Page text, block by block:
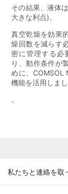
その結果、液体
大きな利点)。
真空乾燥を効果
燥回数を減らす
密に管理する必
り、動作条件が
めに、COMSOL
機能を活用しまし
。
私たちと連絡を取